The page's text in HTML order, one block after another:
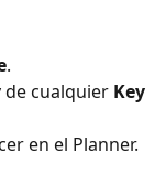
.
de cualquier Key
en el Planner.